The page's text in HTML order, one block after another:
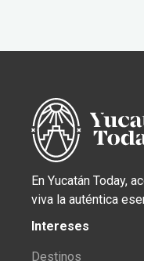
En Yucatán Today,
viva la auténtica
Intereses
Destinos